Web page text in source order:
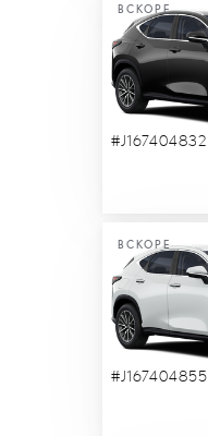
ВСКОРЕ
#J167404832
ВСКОРЕ
#J167404855